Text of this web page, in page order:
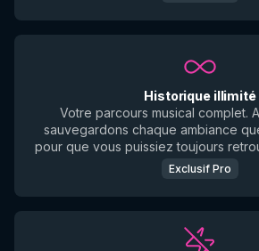
Historique illimité
Votre parcours musical complet.
sauvegardons chaque ambiance
pour que vous puissiez toujours
Exclusif Pro